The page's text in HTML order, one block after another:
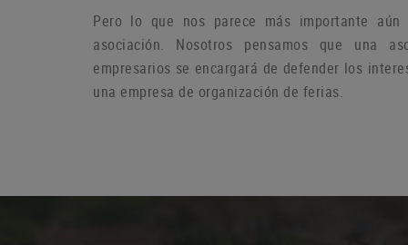
Pero lo que nos parece más importante
asociación. Nosotros pensamos que una
empresarios se encargará de defender los
una empresa de organización de ferias.